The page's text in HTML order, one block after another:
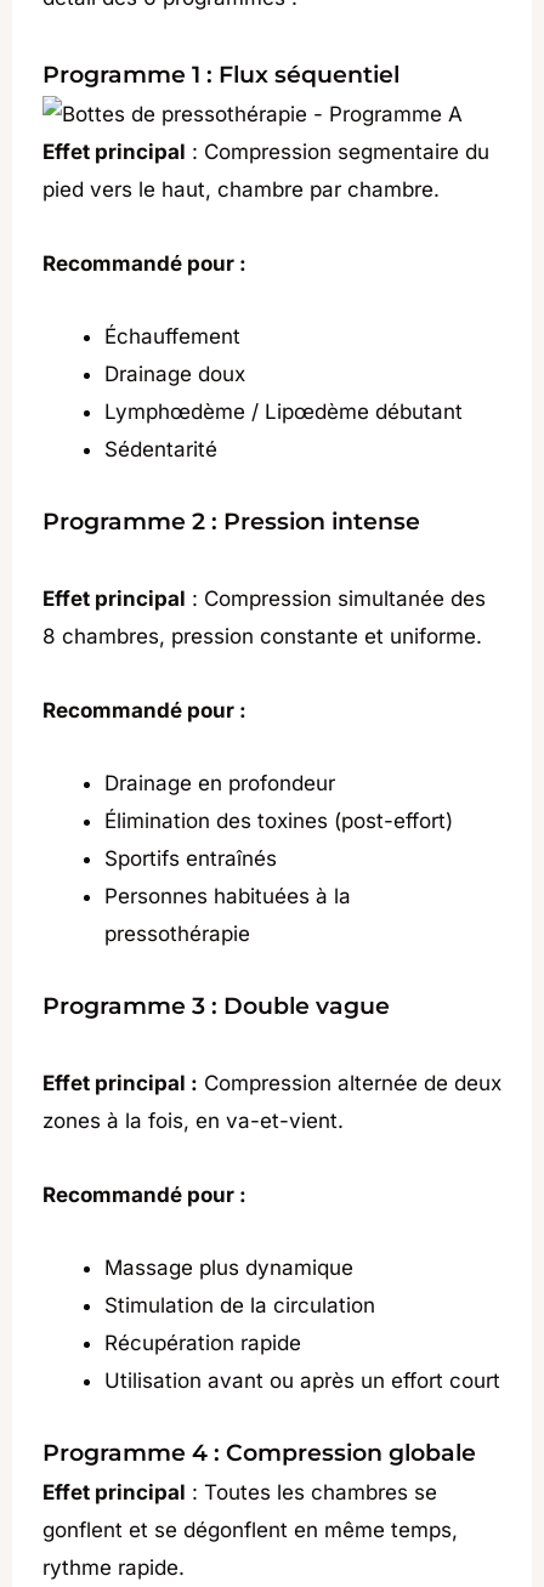
Programme 1 : Flux séquentiel
Effet principal : Compression segmentaire du
pied vers le haut, chambre par chambre.
Recommandé pour :
Échauffement
Drainage doux
Lymphœdème / Lipœdème débutant
Sédentarité
Programme 2 : Pression intense
Effet principal : Compression simultanée des
8 chambres, pression constante et uniforme.
Recommandé pour :
Drainage en profondeur
Élimination des toxines (post-effort)
Sportifs entraînés
Personnes habituées à la
pressothérapie
Programme 3 : Double vague
Effet principal : Compression alternée de deux
zones à la fois, en va-et-vient.
Recommandé pour :
Massage plus dynamique
Stimulation de la circulation
Récupération rapide
Utilisation avant ou après un effort court
Programme 4 : Compression globale
Effet principal : Toutes les chambres se
gonflent et se dégonflent en même temps,
rythme rapide.